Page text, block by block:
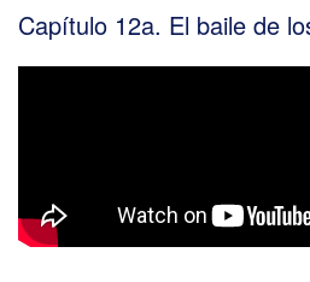
Capítulo 12a. El baile de